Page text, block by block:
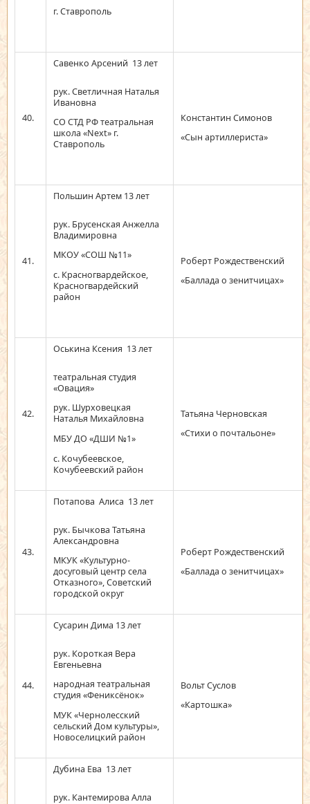
г. Ставрополь
40.
Савенко Арсений 13 лет
рук. Светличная Наталья
Ивановна
СО СТД РФ театральная
школа «Next» г.
Ставрополь
Константин Симонов
«Сын артиллериста»
41.
Польшин Артем 13 лет
рук. Брусенская Анжелла
Владимировна
МКОУ «СОШ №11»
с. Красногвардейское,
Красногвардейский
район
Роберт Рождественский
«Баллада о зенитчицах»
42.
Оськина Ксения 13 лет
театральная студия
«Овация»
рук. Шурховецкая
Наталья Михайловна
МБУ ДО «ДШИ №1»
с. Кочубеевское,
Кочубеевский район
Татьяна Черновская
«Стихи о почтальоне»
43.
Потапова Алиса 13 лет
рук. Бычкова Татьяна
Александровна
МКУК «Культурно-
досуговый центр села
Отказного», Советский
городской округ
Роберт Рождественский
«Баллада о зенитчицах»
44.
Сусарин Дима 13 лет
рук. Короткая Вера
Евгеньевна
народная театральная
студия «Фениксёнок»
МУК «Чернолесский
сельский Дом культуры»,
Новоселицкий район
Вольт Суслов
«Картошка»
Дубина Ева 13 лет
рук. Кантемирова Алла